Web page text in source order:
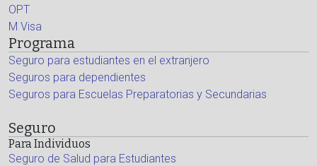
OPT
M Visa
Programa
Seguro para estudiantes en el extranjero
Seguros para dependientes
Seguros para Escuelas Preparatorias y Secundarias
Seguro
Para Individuos
Seguro de Salud para Estudiantes